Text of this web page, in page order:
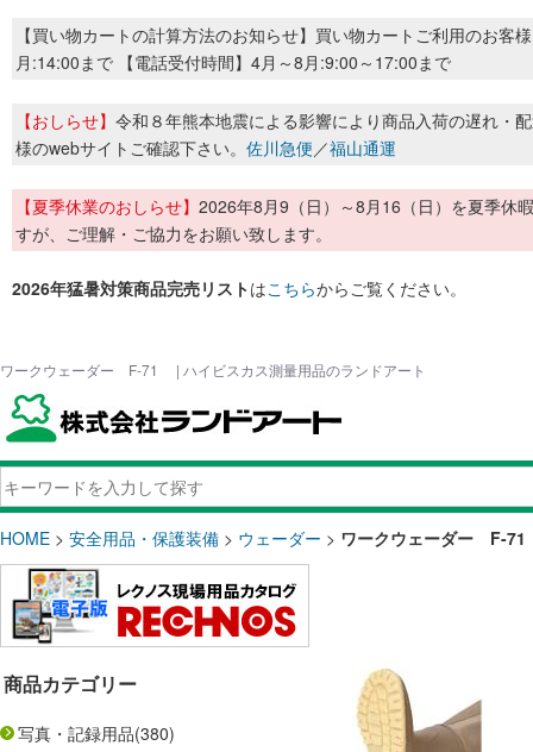
【買い物カートの計算方法のお知らせ】買い物カートご利用のお客
月:14:00まで 【電話受付時間】4月～8月:9:00～17:00まで
【おしらせ】 令和８年熊本地震による影響により商品入荷の遅れ・
様のwebサイトご確認下さい。 佐川急便／福山通運
【夏季休業のおしらせ】 2026年8月9（日）～8月16（日）を夏季休
すが、ご理解・ご協力をお願い致します。
2026年猛暑対策商品完売リストはこちらからご覧ください。
ワークウェーダー F-71 | ハイビスカス測量用品のランドアート
HOME > 安全用品・保護装備 > ウェーダー > ワークウェーダー F-
商品カテゴリー
写真・記録用品(380)